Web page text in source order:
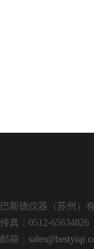
巴斯德仪器（苏州）
传真：0512-65634826
邮箱：